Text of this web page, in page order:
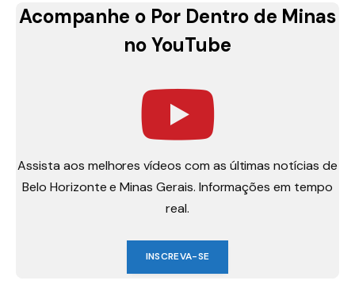
Acompanhe o Por Dentro de Minas
no YouTube
Assista aos melhores vídeos com as últimas notícias de
Belo Horizonte e Minas Gerais. Informações em tempo
real.
INSCREVA-SE